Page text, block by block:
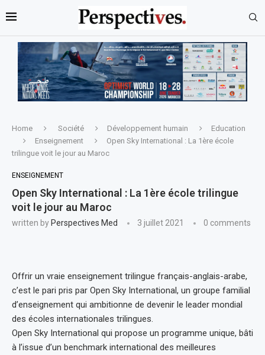
Home Société Développement humain
Education
Enseignement
Open Sky International : La 1ère école
trilingue voit le jour au Maroc
ENSEIGNEMENT
Open Sky International : La 1ère école trilingue
voit le jour au Maroc
written by Perspectives Med 3 juillet 2021 0 comments
Offrir un vraie enseignement trilingue français-anglais-arabe,
c’est le pari pris par Open Sky International, un groupe familial
d’enseignement qui ambitionne de devenir le leader mondial
des écoles internationales trilingues.
Open Sky International qui propose un programme unique, bâti
à l’issue d’un benchmark international des meilleures